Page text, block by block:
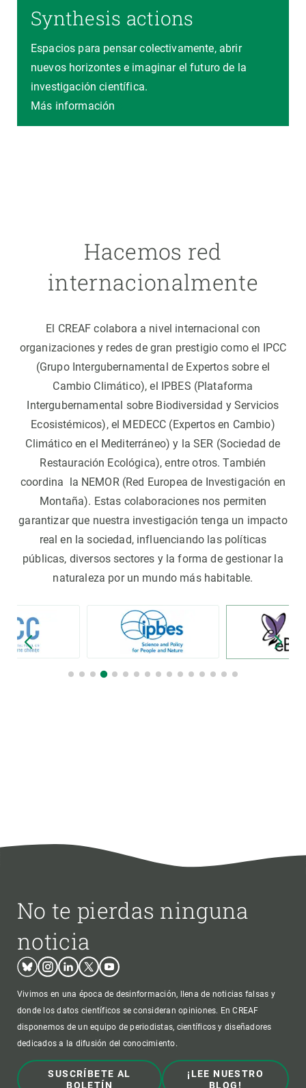
Synthesis actions
Espacios para pensar colectivamente, abrir
nuevos horizontes e imaginar el futuro de la
investigación científica.
Más información
Hacemos red
internacionalmente
El CREAF colabora a nivel internacional con
organizaciones y redes de gran prestigio como el IPCC
(Grupo Intergubernamental de Expertos sobre el
Cambio Climático), el IPBES (Plataforma
Intergubernamental sobre Biodiversidad y Servicios
Ecosistémicos), el MEDECC (Expertos en Cambio)
Climático en el Mediterráneo) y la SER (Sociedad de
Restauración Ecológica), entre otros. También
coordina la NEMOR (Red Europea de Investigación en
Montaña). Estas colaboraciones nos permiten
garantizar que nuestra investigación tenga un impacto
real en la sociedad, influenciando las políticas
públicas, diversos sectores y la forma de gestionar la
naturaleza por un mundo más habitable.
No te pierdas ninguna
noticia
BlueskyInstagram
LinkedinTwitterYoutube
Vivimos en una época de desinformación, llena de noticias falsas y
donde los datos científicos se consideran opiniones. En CREAF
disponemos de un equipo de periodistas, científicos y diseñadores
dedicados a la difusión del conocimiento.
SUSCRÍBETE AL
BOLETÍN
¡LEE NUESTRO
BLOG!